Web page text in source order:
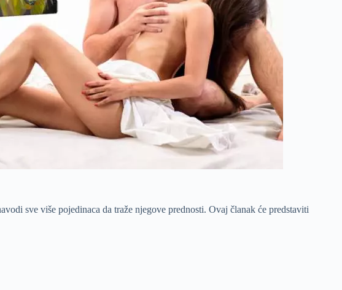
sve više pojedinaca da traže njegove prednosti. Ovaj članak će predstaviti